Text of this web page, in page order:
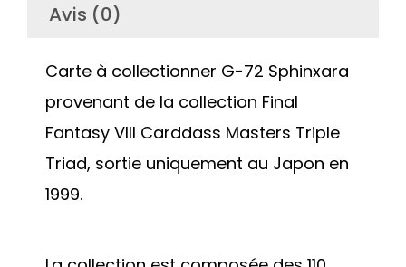
Avis (0)
Carte à collectionner G-72 Sphinxara
provenant de la collection Final
Fantasy VIII Carddass Masters Triple
Triad, sortie uniquement au Japon en
1999.